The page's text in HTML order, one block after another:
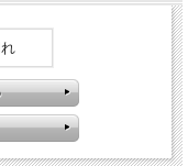
た天然水晶の商品ページで